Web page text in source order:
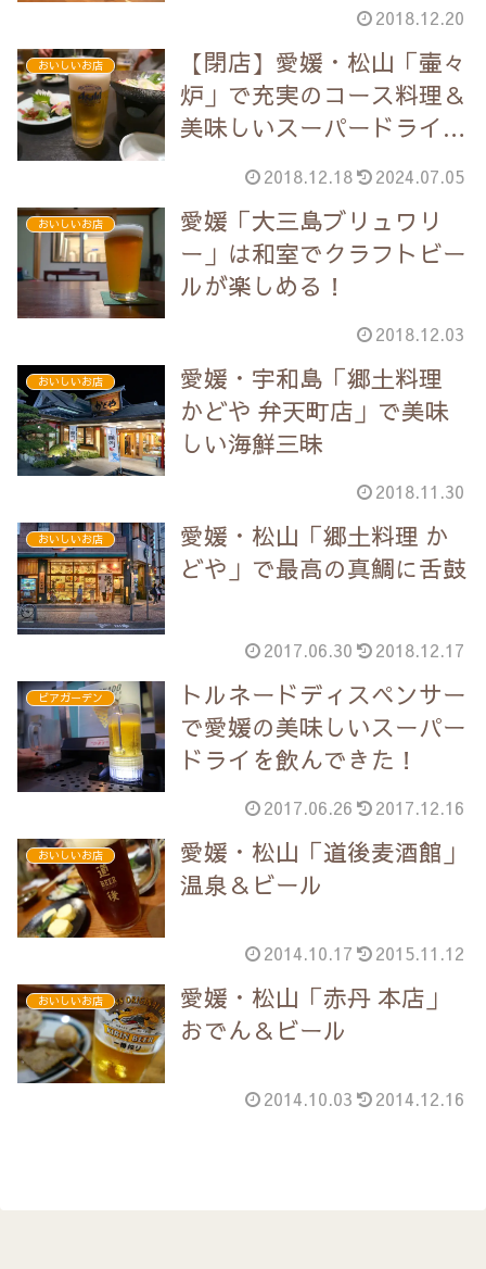
2018.12.20
おいしいお店
【閉店】愛媛・松山「壷々
炉」で充実のコース料理＆
美味しいスーパードライ飲
2018.12.18 2024.07.05
おいしいお店
愛媛「大三島ブリュワリ
ー」は和室でクラフトビー
ルが楽しめる！
2018.12.03
おいしいお店
愛媛・宇和島「郷土料理
かどや 弁天町店」で美味
しい海鮮三昧
2018.11.30
おいしいお店
愛媛・松山「郷土料理 か
どや」で最高の真鯛に舌鼓
2017.06.30 2018.12.17
ビアガーデン
トルネードディスペンサー
で愛媛の美味しいスーパー
ドライを飲んできた！
2017.06.26 2017.12.16
おいしいお店
愛媛・松山「道後麦酒館」
温泉＆ビール
2014.10.17 2015.11.12
おいしいお店
愛媛・松山「赤丹 本店」
おでん＆ビール
2014.10.03 2014.12.16